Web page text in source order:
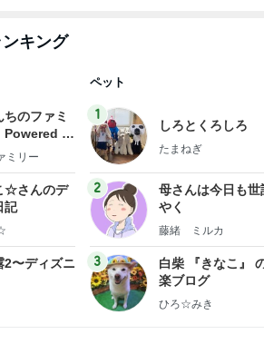
ンキング
ちのファミ
Powered b
田さんファ
ミリー
☆さんのデ
記
2〜ディズニ
ペット
1
しろとくろしろ
たまねぎ
2
母さんは今日も世
やく
藤緒 ミルカ
3
白柴 『きなこ』
楽ブログ
ひろ☆みき